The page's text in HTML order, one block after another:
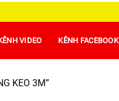
VIDEO KÊNH FACEBOOK
KEO 3M”